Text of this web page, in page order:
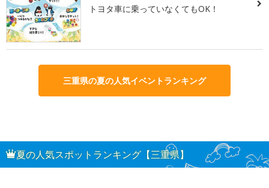
トヨタ車に乗っていなくてもOK！
三重県の夏の人気イベントランキング
夏の人気スポットランキング【三重県】